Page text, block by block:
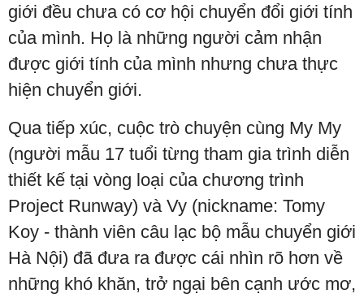
giới đều chưa có cơ hội chuyển đổi giới tính
của mình. Họ là những người cảm nhận
được giới tính của mình nhưng chưa thực
hiện chuyển giới.
Qua tiếp xúc, cuộc trò chuyện cùng My My
(người mẫu 17 tuổi từng tham gia trình diễn
thiết kế tại vòng loại của chương trình
Project Runway) và Vy (nickname: Tomy
Koy - thành viên câu lạc bộ mẫu chuyển giới
Hà Nội) đã đưa ra được cái nhìn rõ hơn về
những khó khăn, trở ngại bên cạnh ước mơ,